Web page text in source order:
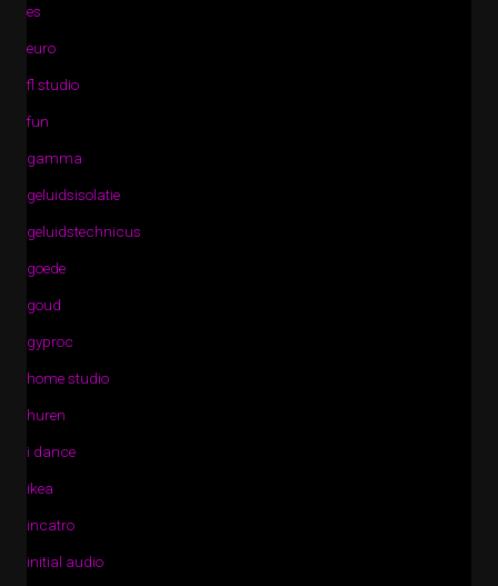
es
euro
fl studio
fun
gamma
geluidsisolatie
geluidstechnicus
goede
goud
gyproc
home studio
huren
i dance
ikea
incatro
initial audio